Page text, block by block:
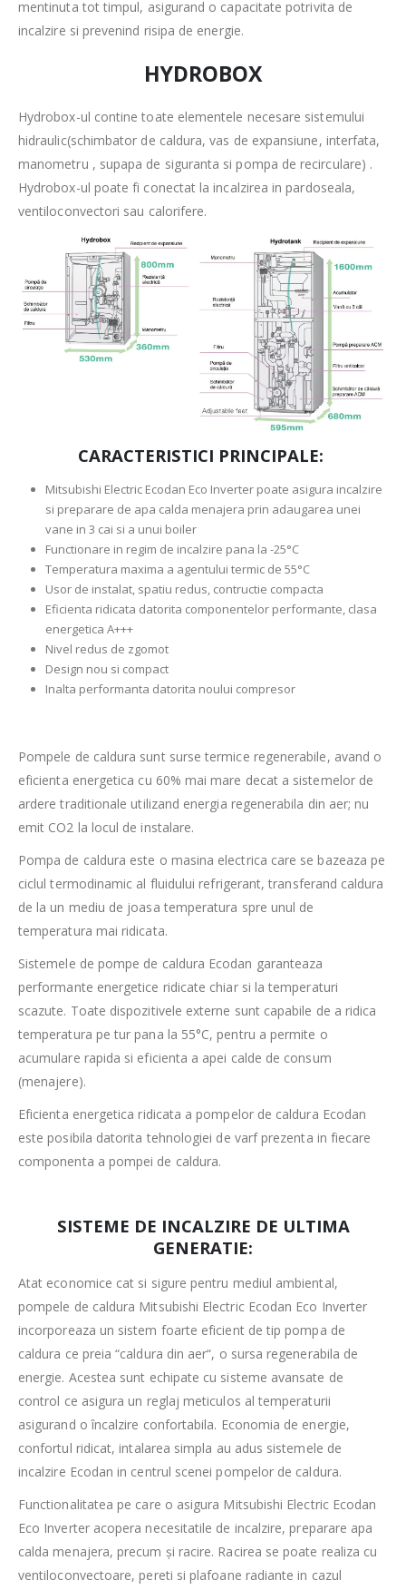
mentinuta tot timpul, asigurand o capacitate potrivita de
incalzire si prevenind risipa de energie.
HYDROBOX
Hydrobox-ul contine toate elementele necesare sistemului
hidraulic(schimbator de caldura, vas de expansiune, interfata,
manometru , supapa de siguranta si pompa de recirculare) .
Hydrobox-ul poate fi conectat la incalzirea in pardoseala,
ventiloconvectori sau calorifere.
CARACTERISTICI PRINCIPALE:
Mitsubishi Electric Ecodan Eco Inverter poate asigura incalzire
si preparare de apa calda menajera prin adaugarea unei
vane in 3 cai si a unui boiler
Functionare in regim de incalzire pana la -25°C
Temperatura maxima a agentului termic de 55°C
Usor de instalat, spatiu redus, contructie compacta
Eficienta ridicata datorita componentelor performante, clasa
energetica A+++
Nivel redus de zgomot
Design nou si compact
Inalta performanta datorita noului compresor
Pompele de caldura sunt surse termice regenerabile, avand o
eficienta energetica cu 60% mai mare decat a sistemelor de
ardere traditionale utilizand energia regenerabila din aer; nu
emit CO2 la locul de instalare.
Pompa de caldura este o masina electrica care se bazeaza pe
ciclul termodinamic al fluidului refrigerant, transferand caldura
de la un mediu de joasa temperatura spre unul de
temperatura mai ridicata.
Sistemele de pompe de caldura Ecodan garanteaza
performante energetice ridicate chiar si la temperaturi
scazute. Toate dispozitivele externe sunt capabile de a ridica
temperatura pe tur pana la 55°C, pentru a permite o
acumulare rapida si eficienta a apei calde de consum
(menajere).
Eficienta energetica ridicata a pompelor de caldura Ecodan
este posibila datorita tehnologiei de varf prezenta in fiecare
componenta a pompei de caldura.
SISTEME DE INCALZIRE DE ULTIMA
GENERATIE:
Atat economice cat si sigure pentru mediul ambiental,
pompele de caldura Mitsubishi Electric Ecodan Eco Inverter
incorporeaza un sistem foarte eficient de tip pompa de
caldura ce preia “caldura din aer“, o sursa regenerabila de
energie. Acestea sunt echipate cu sisteme avansate de
control ce asigura un reglaj meticulos al temperaturii
asigurand o încalzire confortabila. Economia de energie,
confortul ridicat, intalarea simpla au adus sistemele de
incalzire Ecodan in centrul scenei pompelor de caldura.
Functionalitatea pe care o asigura Mitsubishi Electric Ecodan
Eco Inverter acopera necesitatile de incalzire, preparare apa
calda menajera, precum și racire. Racirea se poate realiza cu
ventiloconvectoare, pereti si plafoane radiante in cazul